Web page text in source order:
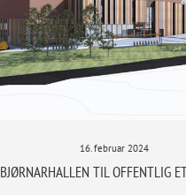
16. februar 2024
BJØRNARHALLEN TIL OFFENTLIG